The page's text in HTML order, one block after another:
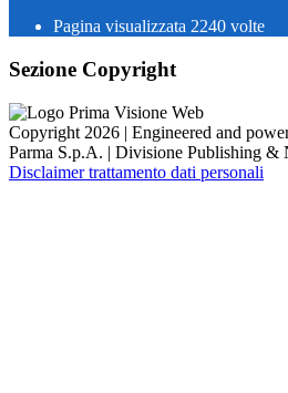
Pagina visualizzata 2240 volte
Sezione Copyright
Copyright 2026 | Engineered and
Parma S.p.A. | Divisione Publishing &
Disclaimer trattamento dati personali